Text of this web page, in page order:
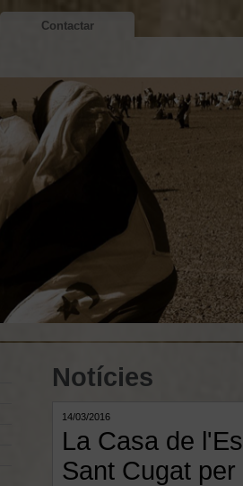
Contactar
Notícies
14/03/2016
La Casa de
Sant Cugat